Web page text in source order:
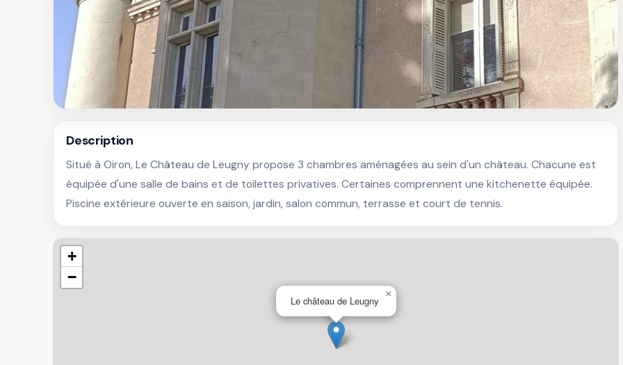
Description
Situé à Oiron, Le Château de Leugny propose 3 chambres aménagées au sein d'un château. Chacune est
équipée d'une salle de bains et de toilettes privatives. Certaines comprennent une kitchenette équipée.
Piscine extérieure ouverte en saison, jardin, salon commun, terrasse et court de tennis.
Le château de Leugny
×
+
−